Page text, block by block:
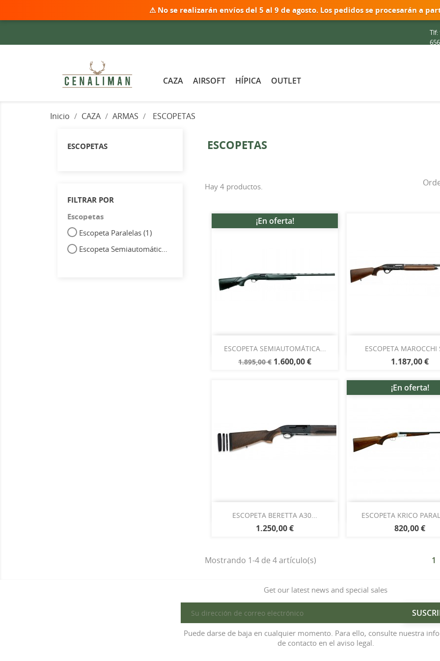
⚠ No se realizarán envíos del 5 al 9 de agosto. Los pedidos se procesarán a
Tlf:
CAZA AIRSOFT HÍPICA OUTLET
Inicio CAZA ARMAS ESCOPETAS
ESCOPETAS
FILTRAR POR
Escopetas
Escopeta Paralelas (1)
Escopeta Semiautomática
ESCOPETAS
Hay 4 productos.
ESCOPETA SEMIAUTOMÁTICA...
1.895,00 € 1.600,00 €
¡En oferta!
 Vista rápida
ESCOPETA MAROCCHI
1.187,00 €

ESCOPETA BERETTA A30...
1.250,00 €
 ESCOPETA KRICO
820,00 €
¡En oferta!

Mostrando 1-4 de 4 artículo(s) 1
Get our latest news and special sales
Puede darse de baja en cualquier momento. Para ello, consulte nuestra
de contacto en el aviso legal.